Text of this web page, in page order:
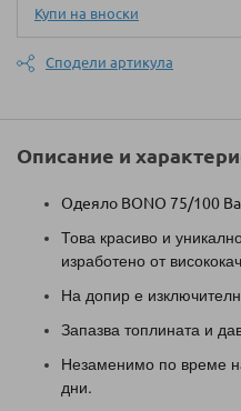
Купи на вноски
Сподели артикула
Описание и
Одеяло BONO 75/100
Това красиво и
изработено от
На допир е
Запазва топлината и
Незаменимо по време
дни.